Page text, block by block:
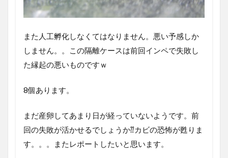
また人工孵化しなくてはなりません。悪い予感しか
しません。。この隔離ケースは前回インペで失敗し
た縁起の悪いものですｗ
8個あります。
まだ産卵してあまり日が経っていないようです。前
回の失敗が活かせるでしょうか⁇カビの恐怖が甦りま
す。。。またレポートしたいと思います。